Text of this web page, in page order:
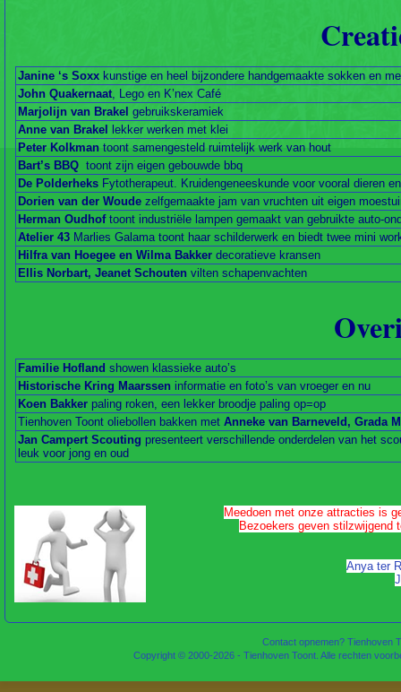
Janine ‘s Soxx kunstige en heel bijzondere handgemaakte sokken en
John Quakernaat, Lego en K’nex Café
Marjolijn van Brakel gebruikskeramiek
Anne van Brakel
lekker werken met klei
Peter Kolkman toont samengesteld ruimtelijk werk van hout
Bart’s BBQ toont zijn eigen gebouwde bbq
De Polderheks Fytotherapeut. Kruidengeneeskunde voor vooral dieren
Dorien van der Woude zelfgemaakte jam van vruchten uit eigen
Herman Oudhof toont industriële lampen gemaakt van gebruikte auto-
Atelier 43 Marlies Galama toont haar schilderwerk en biedt twee mini
Hilfra van Hoegee en Wilma Bakker decoratieve kransen
Ellis Norbart, Jeanet Schouten vilten schapenvachten
Familie Hofland showen klassieke auto’s
Historische Kring Maarssen informatie en foto’s van vroeger en nu
Koen Bakker paling roken, een lekker broodje paling op=op
Tienhoven Toont oliebollen bakken met Anneke van Barneveld, Grada
Jan Campert Scouting presenteert verschillende onderdelen van het
leuk voor jong en oud
Meedoen met onze attracties is
Bezoekers geven stilzwijgend
Anya ter
Contact opnemen? Tienhoven
Copyright © 2000-2026 - Tienhoven Toont. Alle rechten